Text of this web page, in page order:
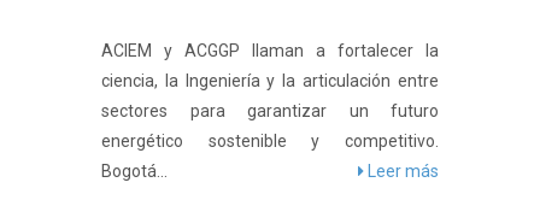
ACIEM y ACGGP llaman a fortalecer la
ciencia, la Ingeniería y la articulación entre
sectores para garantizar un futuro
energético sostenible y competitivo.
Bogotá...
Leer más